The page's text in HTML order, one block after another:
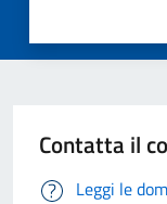
Contatta il
Leggi le